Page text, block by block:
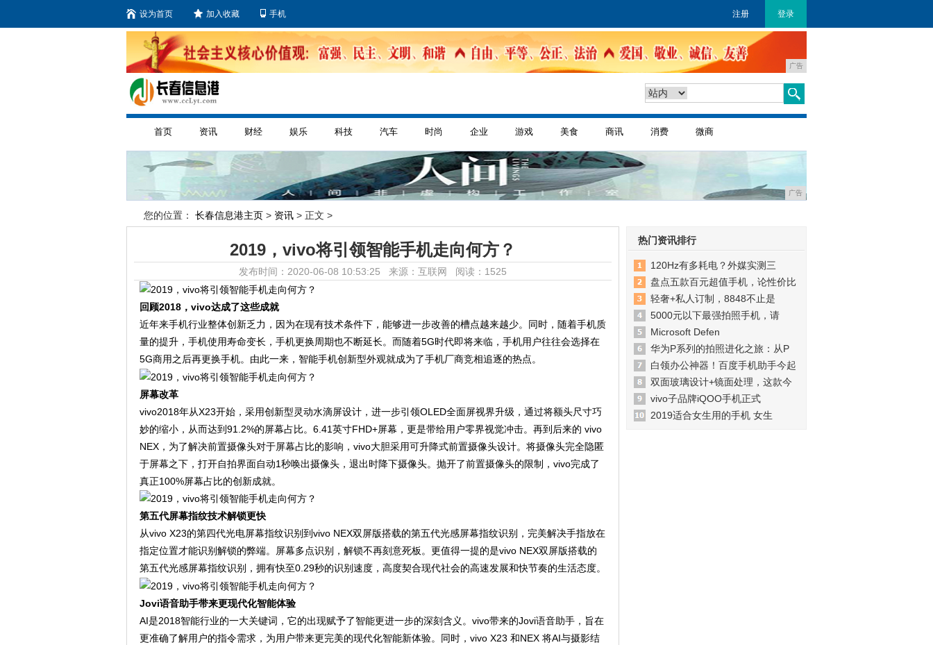
设为首页 加入收藏 手机 注册 登录
广告
首页 资讯 财经 娱乐 科技 汽车 时尚 企业 游戏 美食 商讯 消费 微商
广告
您的位置： 长春信息港主页 > 资讯 > 正文 >
2019，vivo将引领智能手机走向何方？
发布时间：2020-06-08 10:53:25 来源：互联网 阅读：1525
回顾2018，vivo达成了这些成就
近年来手机行业整体创新乏力，因为在现有技术条件下，能够进一步改善的槽点越来越少。同时，随着手机质
量的提升，手机使用寿命变长，手机更换周期也不断延长。而随着5G时代即将来临，手机用户往往会选择在
5G商用之后再更换手机。由此一来，智能手机创新型外观就成为了手机厂商竞相追逐的热点。
屏幕改革
vivo2018年从X23开始，采用创新型灵动水滴屏设计，进一步引领OLED全面屏视界升级，通过将额头尺寸巧
妙的缩小，从而达到91.2%的屏幕占比。6.41英寸FHD+屏幕，更是带给用户零界视觉冲击。再到后来的 vivo
NEX，为了解决前置摄像头对于屏幕占比的影响，vivo大胆采用可升降式前置摄像头设计。将摄像头完全隐匿
于屏幕之下，打开自拍界面自动1秒唤出摄像头，退出时降下摄像头。抛开了前置摄像头的限制，vivo完成了
真正100%屏幕占比的创新成就。
第五代屏幕指纹技术解锁更快
从vivo X23的第四代光电屏幕指纹识别到vivo NEX双屏版搭载的第五代光感屏幕指纹识别，完美解决手指放在
指定位置才能识别解锁的弊端。屏幕多点识别，解锁不再刻意死板。更值得一提的是vivo NEX双屏版搭载的
第五代光感屏幕指纹识别，拥有快至0.29秒的识别速度，高度契合现代社会的高速发展和快节奏的生活态度。
Jovi语音助手带来更现代化智能体验
AI是2018智能行业的一大关键词，它的出现赋予了智能更进一步的深刻含义。vivo带来的Jovi语音助手，旨在
更准确了解用户的指令需求，为用户带来更完美的现代化智能新体验。同时，vivo X23 和NEX 将AI与摄影结
热门资讯排行
120Hz有多耗电？外媒实测三
盘点五款百元超值手机，论性价比
轻奢+私人订制，8848不止是
5000元以下最强拍照手机，请
Microsoft Defen
华为P系列的拍照进化之旅：从P
白领办公神器！百度手机助手今起
双面玻璃设计+镜面处理，这款今
vivo子品牌iQOO手机正式
2019适合女生用的手机 女生